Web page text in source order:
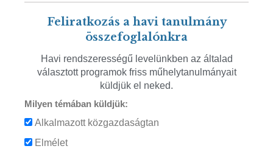
Feliratkozás a havi tanulmány
összefoglalónkra
Havi rendszerességű levelünkben az általad
választott programok friss műhelytanulmányait
küldjük el neked.
Milyen témában küldjük:
Alkalmazott közgazdaságtan
Elmélet